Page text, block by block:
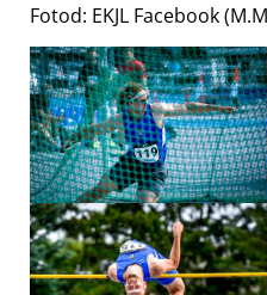
Fotod: EKJL Facebook